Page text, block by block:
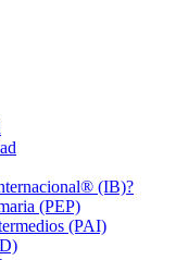
(IB)?
(PEP)
(PAI)